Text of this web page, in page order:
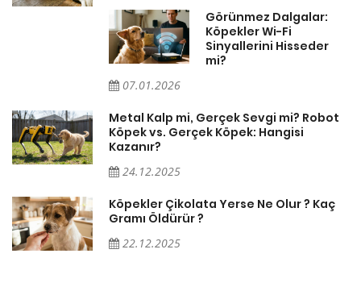
Görünmez Dalgalar:
Köpekler Wi-Fi
Sinyallerini Hisseder
mi?
07.01.2026
Metal Kalp mi, Gerçek Sevgi mi? Robot
Köpek vs. Gerçek Köpek: Hangisi
Kazanır?
24.12.2025
Köpekler Çikolata Yerse Ne Olur ? Kaç
Gramı Öldürür ?
22.12.2025